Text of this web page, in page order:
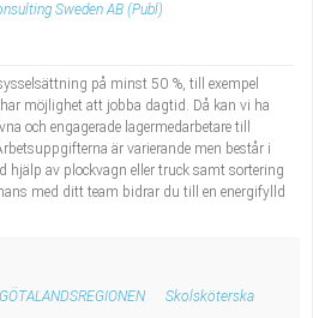
o specialavd. o mottagning
Sweden AB (Publ)
på minst 50 %, till exempel
möjlighet att jobba dagtid. Då kan vi ha
och engagerade lagermedarbetare till
är varierande men består i
hjälp av plockvagn eller truck samt sortering
med ditt team bidrar du till en energifylld
Skolsköterska